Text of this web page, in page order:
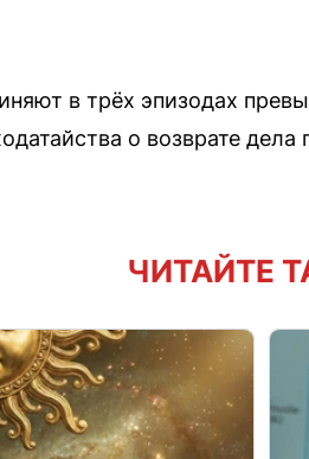
в трёх эпизодах
о возврате
ЧИТАЙТЕ